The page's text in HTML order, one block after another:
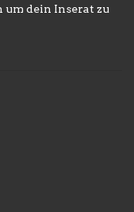
dein Inserat zu